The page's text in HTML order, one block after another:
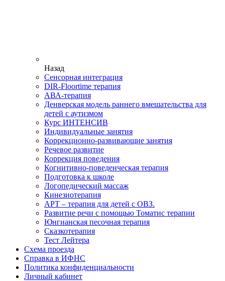
Назад
Сенсорная интеграция
DIR-Floortime терапия
АВА-терапия
Денверская модель раннего вмешательства для
детей с аутизмом
Курс ИНТЕНСИВ
Индивидуальные занятия
Коррекционно-развивающие занятия
Речевое развитие
Коррекция поведения
Когнитивно-поведенческая терапия
Подготовка к школе
Логопедический массаж
Кинезиотерапия
АРТ – терапия для детей с ОВЗ.
Развитие речи с помощью Томатис терапии
Юнгианская песочная терапия
Сказкотерапия
Тест Лейтера
Схема проезда
Справка в ИФНС
Политика конфиденциальности
Личный кабинет